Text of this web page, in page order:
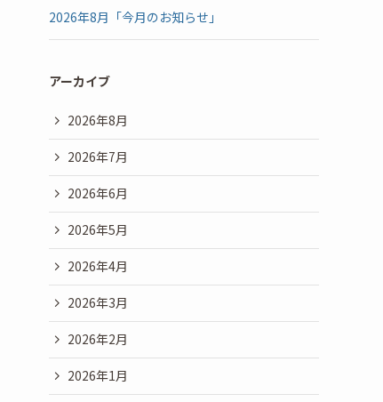
2026年8月「今月のお知らせ」
アーカイブ
2026年8月
2026年7月
2026年6月
2026年5月
2026年4月
2026年3月
2026年2月
2026年1月